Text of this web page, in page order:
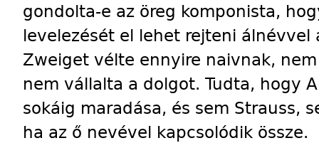
gondolta-e az öreg komponista,
levelezését el lehet rejteni álnévvel
Zweiget vélte ennyire naivnak,
nem vállalta a dolgot. Tudta, hogy
sokáig maradása, és sem Strauss,
ha az ő nevével kapcsolódik össze.